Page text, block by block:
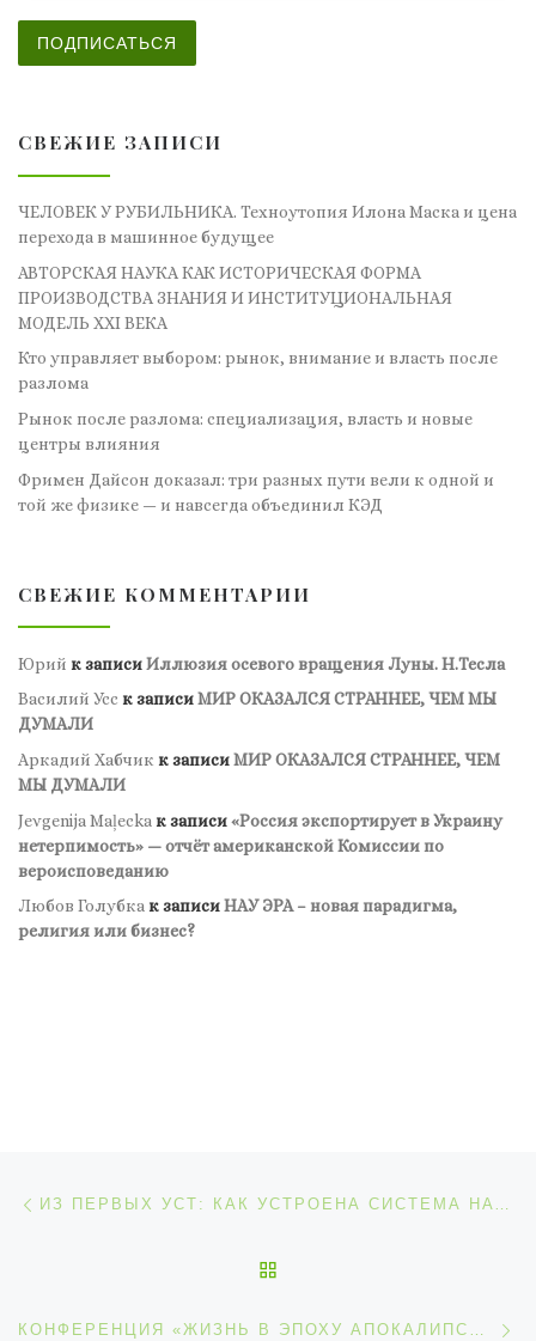
ПОДПИСАТЬСЯ
СВЕЖИЕ ЗАПИСИ
ЧЕЛОВЕК У РУБИЛЬНИКА. Техноутопия Илона Маска и цена
перехода в машинное будущее
АВТОРСКАЯ НАУКА КАК ИСТОРИЧЕСКАЯ ФОРМА
ПРОИЗВОДСТВА ЗНАНИЯ И ИНСТИТУЦИОНАЛЬНАЯ
МОДЕЛЬ XXI ВЕКА
Кто управляет выбором: рынок, внимание и власть после
разлома
Рынок после разлома: специализация, власть и новые
центры влияния
Фримен Дайсон доказал: три разных пути вели к одной и
той же физике — и навсегда объединил КЭД
СВЕЖИЕ КОММЕНТАРИИ
Юрий к записиИллюзия осевого вращения Луны. Н.Тесла
Василий Усс к записиМИР ОКАЗАЛСЯ СТРАННЕЕ, ЧЕМ МЫ
ДУМАЛИ
Аркадий Хабчик к записиМИР ОКАЗАЛСЯ СТРАННЕЕ, ЧЕМ
МЫ ДУМАЛИ
Jevgenija Maļecka к записи«Россия экспортирует в Украину
нетерпимость» — отчёт американской Комиссии по
вероисповеданию
Любов Голубкак записиНАУ ЭРА – новая парадигма,
религия или бизнес?
ИЗ ПЕРВЫХ УСТ: КАК УСТРОЕНА СИСТЕМА НАУКИ И ОБРАЗОВАНИЯ В США
КОНФЕРЕНЦИЯ «ЖИЗНЬ В ЭПОХУ АПОКАЛИПСИСА» PALE-2020